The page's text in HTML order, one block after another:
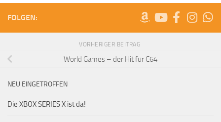
FOLGEN:
VORHERIGER BEITRAG
World Games – der Hit für C64
NEU EINGETROFFEN
Die XBOX SERIES X ist da!